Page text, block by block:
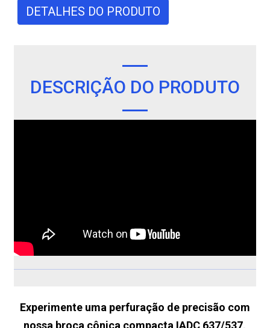
DETALHES DO PRODUTO
DESCRIÇÃO DO PRODUTO
Experimente uma perfuração de precisão com
nossa broca cônica compacta IADC 637/537,